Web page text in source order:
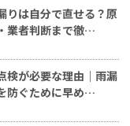
りは自分で直せる？原
業者判断まで徹…
検が必要な理由｜雨漏
防ぐために早め…